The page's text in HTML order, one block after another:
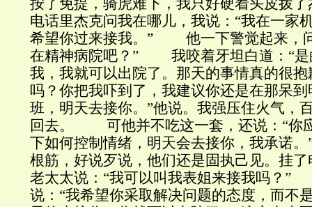
按了免提，骑虎难下，我只好硬着头皮
电话里杰克问我在哪儿，我说：“我在一家
希望你过来接我。” 他一下警觉起来，
在精神病院吧？” 我咬着牙坦白道：“是
我，我就可以出院了。那天的事情真的
吗？你把我吓到了，我建议你还是在那呆
班，明天去接你。”他说。我强压住火气，
回去。 可他并不吃这一套，还说：“你
下如何控制情绪，明天会去接你，我承诺
根筋，好说歹说，他们还是固执己见。挂
老太太说：“我可以叫我表姐来接我吗？
说：“我希望你采取解决问题的态度，而不